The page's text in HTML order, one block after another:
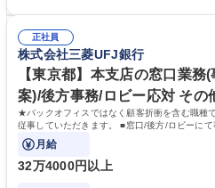
道路施設や道路工事現場の見学ツアー
へ配属。※業務内容変更の範囲：会社の定める業務 募集
ープ】総合職（事務）◇残業月平均9
部門など多岐に渡る業務を経験できま
事業の他、新宿駅西口広場内に設置さ
イン」の管理運営を行うなど、事業収
います。 学歴・資格 学歴：大学院 大学 高専 短大 専修学校 高校 語学力：
資格：
正社員
株式会社三菱UFJ銀行
【東京都】本支店の窓口業
案)/後方事務/ロビー応対 その
★バックオフィスではなく顧客折衝を含む職種
従事していただきます。 ■窓口/後方/ロビーにて
客様対応
月給
32万4000円以上